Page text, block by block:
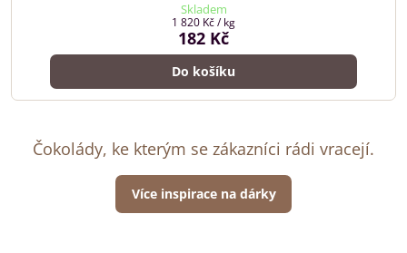
Skladem
182 Kč
1 820 Kč/ kg
Do košíku
Čokolády, ke kterým se zákazníci rádi vracejí.
Více inspirace na dárky